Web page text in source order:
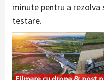
minute pentru a rezolva
testare.